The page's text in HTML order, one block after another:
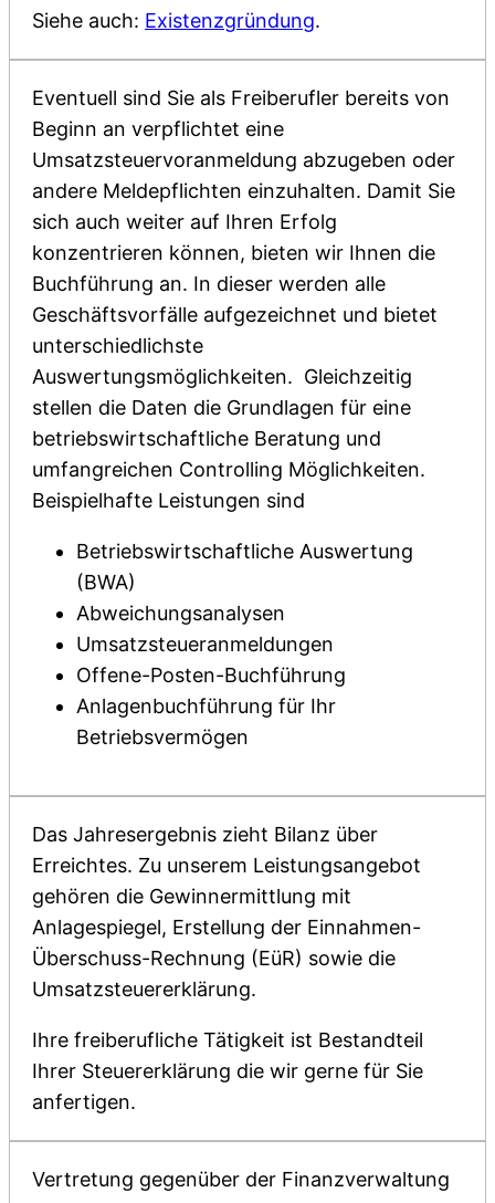
Siehe auch: Existenzgründung.
Eventuell sind Sie als Freiberufler bereits von
Beginn an verpflichtet eine
Umsatzsteuervoranmeldung abzugeben oder
andere Meldepflichten einzuhalten. Damit Sie
sich auch weiter auf Ihren Erfolg
konzentrieren können, bieten wir Ihnen die
Buchführung an. In dieser werden alle
Geschäftsvorfälle aufgezeichnet und bietet
unterschiedlichste
Auswertungsmöglichkeiten. Gleichzeitig
stellen die Daten die Grundlagen für eine
betriebswirtschaftliche Beratung und
umfangreichen Controlling Möglichkeiten.
Beispielhafte Leistungen sind
Betriebswirtschaftliche Auswertung
(BWA)
Abweichungsanalysen
Umsatzsteueranmeldungen
Offene-Posten-Buchführung
Anlagenbuchführung für Ihr
Betriebsvermögen
Das Jahresergebnis zieht Bilanz über
Erreichtes. Zu unserem Leistungsangebot
gehören die Gewinnermittlung mit
Anlagespiegel, Erstellung der Einnahmen-
Überschuss-Rechnung (EüR) sowie die
Umsatzsteuererklärung.
Ihre freiberufliche Tätigkeit ist Bestandteil
Ihrer Steuererklärung die wir gerne für Sie
anfertigen.
Vertretung gegenüber der Finanzverwaltung